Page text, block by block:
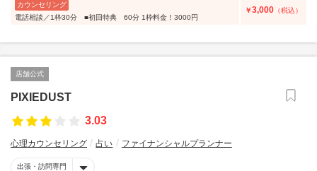
カウンセリング
電話相談／1枠30分 ■初回特典 60分 1枠料金！3000円
￥3,000 （税込）
店舗公式
PIXIEDUST
3.03
心理カウンセリング 占い ファイナンシャルプランナー
出張・訪問専門